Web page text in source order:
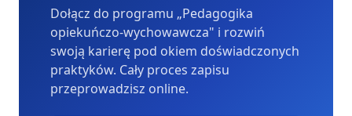
Dołącz do programu „Pedagogika
opiekuńczo-wychowawcza" i rozwiń
swoją karierę pod okiem doświadczonych
praktyków. Cały proces zapisu
przeprowadzisz online.